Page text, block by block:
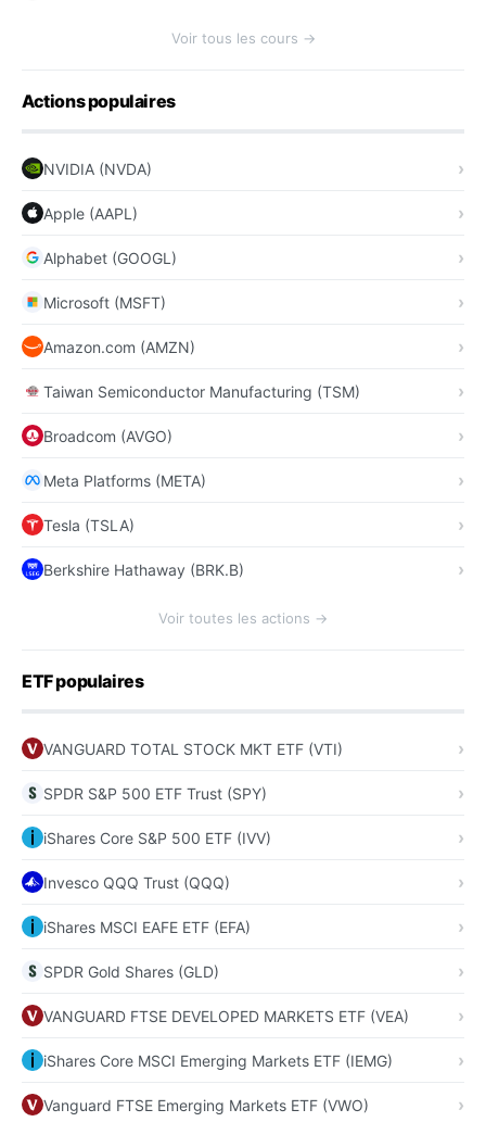
Voir tous les cours →
Actions populaires
NVIDIA (NVDA)
Apple (AAPL)
Alphabet (GOOGL)
Microsoft (MSFT)
Amazon.com (AMZN)
Taiwan Semiconductor Manufacturing (TSM)
Broadcom (AVGO)
Meta Platforms (META)
Tesla (TSLA)
Berkshire Hathaway (BRK.B)
Voir toutes les actions →
ETF populaires
VANGUARD TOTAL STOCK MKT ETF (VTI)
SPDR S&P 500 ETF Trust (SPY)
iShares Core S&P 500 ETF (IVV)
Invesco QQQ Trust (QQQ)
iShares MSCI EAFE ETF (EFA)
SPDR Gold Shares (GLD)
VANGUARD FTSE DEVELOPED MARKETS ETF (VEA)
iShares Core MSCI Emerging Markets ETF (IEMG)
Vanguard FTSE Emerging Markets ETF (VWO)